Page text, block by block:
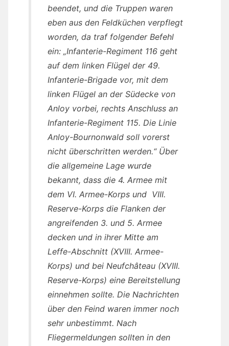
beendet, und die Truppen waren
eben aus den Feldküchen verpflegt
worden, da traf folgender Befehl
ein: „Infanterie-Regiment 116 geht
auf dem linken Flügel der 49.
Infanterie-Brigade vor, mit dem
linken Flügel an der Südecke von
Anloy vorbei, rechts Anschluss an
Infanterie-Regiment 115. Die Linie
Anloy-Bournonwald soll vorerst
nicht überschritten werden.“ Über
die allgemeine Lage wurde
bekannt, dass die 4. Armee mit
dem VI. Armee-Korps und VIII.
Reserve-Korps die Flanken der
angreifenden 3. und 5. Armee
decken und in ihrer Mitte am
Leffe-Abschnitt (XVIII. Armee-
Korps) und bei Neufchâteau (XVIII.
Reserve-Korps) eine Bereitstellung
einnehmen sollte. Die Nachrichten
über den Feind waren immer noch
sehr unbestimmt. Nach
Fliegermeldungen sollten in den